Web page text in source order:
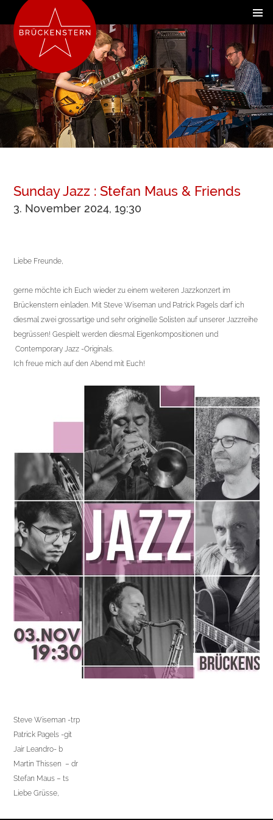
Sunday Jazz : Stefan Maus & Friends
3. November 2024, 19:30
Liebe Freunde,
gerne möchte ich Euch wieder zu einem weiteren Jazzkonzert im
Brückenstern einladen. Mit Steve Wiseman und Patrick Pagels darf ich
diesmal zwei grossartige undsehr originelle Solisten auf unserer Jazzreihe
begrüssen! Gespielt werden diesmal Eigenkompositionen und
Contemporary Jazz -Originals.
Ich freue mich auf den Abend mit Euch!
Steve Wiseman -trp
Patrick Pagels -git
Jair Leandro- b
Martin Thissen – dr
Stefan Maus – ts
Liebe Grüsse,